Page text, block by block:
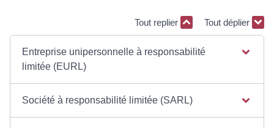
Tout replier Tout déplier
Entreprise unipersonnelle à responsabilité
limitée (EURL)
Société à responsabilité limitée (SARL)